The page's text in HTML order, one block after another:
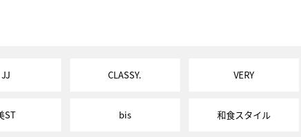
JJ CLASSY. VERY
ST bis 和食スタイル